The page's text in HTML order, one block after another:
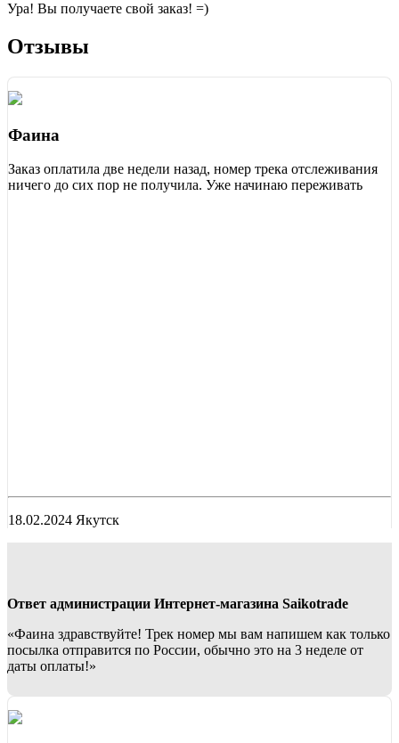
Ура! Вы получаете свой заказ! =)
Отзывы
Фаина
Заказ оплатила две недели назад, номер трека отслеживания
ничего до сих пор не получила. Уже начинаю переживать
18.02.2024 Якутск
Ответ администрации Интернет-магазина Saikotrade
«Фаина здравствуйте! Трек номер мы вам напишем как только
посылка отправится по России, обычно это на 3 неделе от
даты оплаты!»